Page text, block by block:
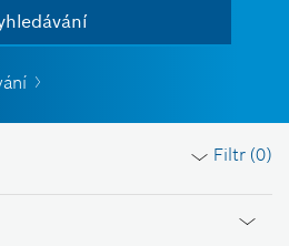
vše
Filtr (0)